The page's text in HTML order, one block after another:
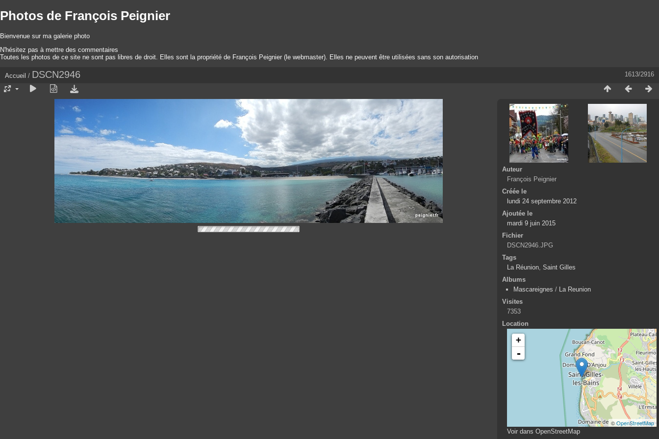
Photos de François Peignier
Bienvenue sur ma galerie photo
N'hésitez pas à mettre des commentaires
Toutes les photos de ce site ne sont pas libres de droit. Elles sont la propriété de François Peignier (le webmaster). Elles ne peuvent être utilisées sans son autorisation
1613/2916
Accueil / DSCN2946
Auteur
François Peignier
Créée le
lundi 24 septembre 2012
Ajoutée le
mardi 9 juin 2015
Fichier
DSCN2946.JPG
Tags
La Réunion Saint Gilles
Albums
Mascareignes /
La Reunion
Visites
7353
Location
+
-
©OpenStreetMap
Voir dans OpenStreetMap